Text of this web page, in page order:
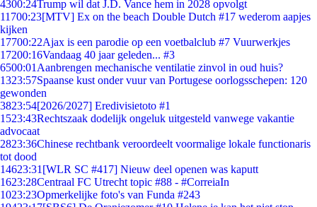
4300:24Trump wil dat J.D. Vance hem in 2028 opvolgt
11700:23[MTV] Ex on the beach Double Dutch #17 wederom aapjes
kijken
17700:22Ajax is een parodie op een voetbalclub #7 Vuurwerkjes
17200:16Vandaag 40 jaar geleden... #3
6500:01 Aanbrengen mechanische ventilatie zinvol in oud huis?
1323:57Spaanse kust onder vuur van Portugese oorlogsschepen: 120
gewonden
3823:54[2026/2027] Eredivisietoto #1
1523:43Rechtszaak dodelijk ongeluk uitgesteld vanwege vakantie
advocaat
2823:36Chinese rechtbank veroordeelt voormalige lokale functionaris
tot dood
14623:31 [WLR SC #417] Nieuw deel openen was kaputt
1623:28Centraal FC Utrecht topic #88 - #CorreiaIn
1023:23Opmerkelijke foto's van Funda #243